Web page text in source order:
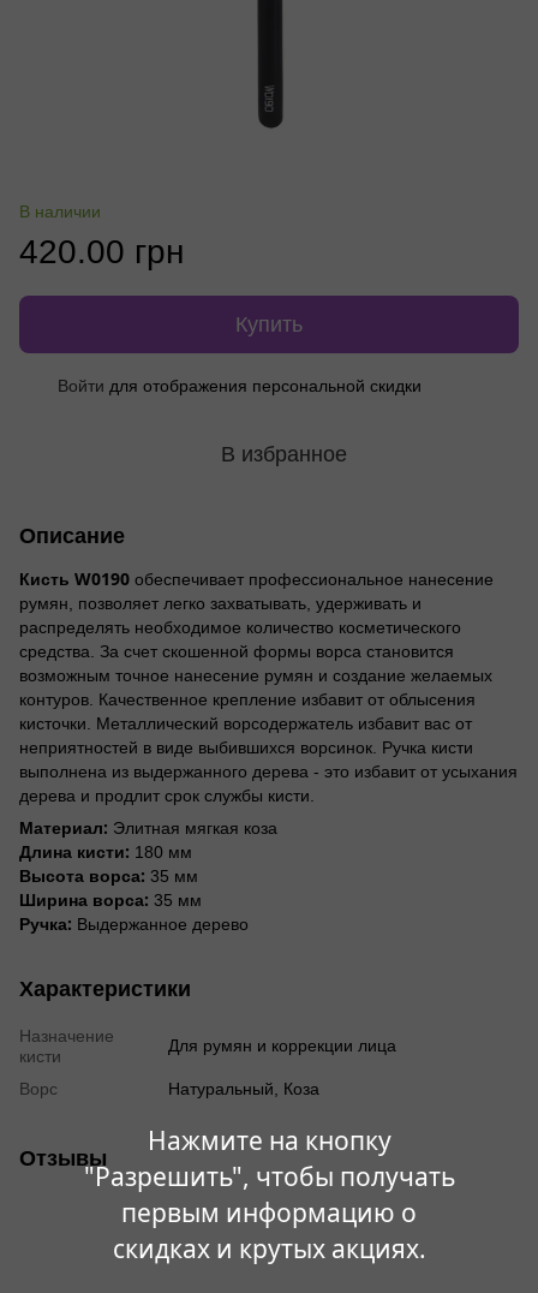
Нажмите на кнопку
"Разрешить", чтобы получать
первым информацию о
скидках и крутых акциях.
В наличии
420.00 грн
Купить
Войти для отображения персональной скидки
В избранное
Описание
Кисть W0190 обеспечивает профессиональное нанесение
румян, позволяет легко захватывать, удерживать и
распределять необходимое количество косметического
средства. За счет скошенной формы ворса становится
возможным точное нанесение румян и создание желаемых
контуров. Качественное крепление избавит от облысения
кисточки. Металлический ворсодержатель избавит вас от
неприятностей в виде выбившихся ворсинок. Ручка кисти
выполнена из выдержанного дерева - это избавит от усыхания
дерева и продлит срок службы кисти.
Материал: Элитная мягкая коза
Длина кисти: 180 мм
Высота ворса: 35 мм
Ширина ворса: 35 мм
Ручка: Выдержанное дерево
Характеристики
Назначение
кисти
Для румян и коррекции лица
Ворс Натуральный, Коза
Отзывы